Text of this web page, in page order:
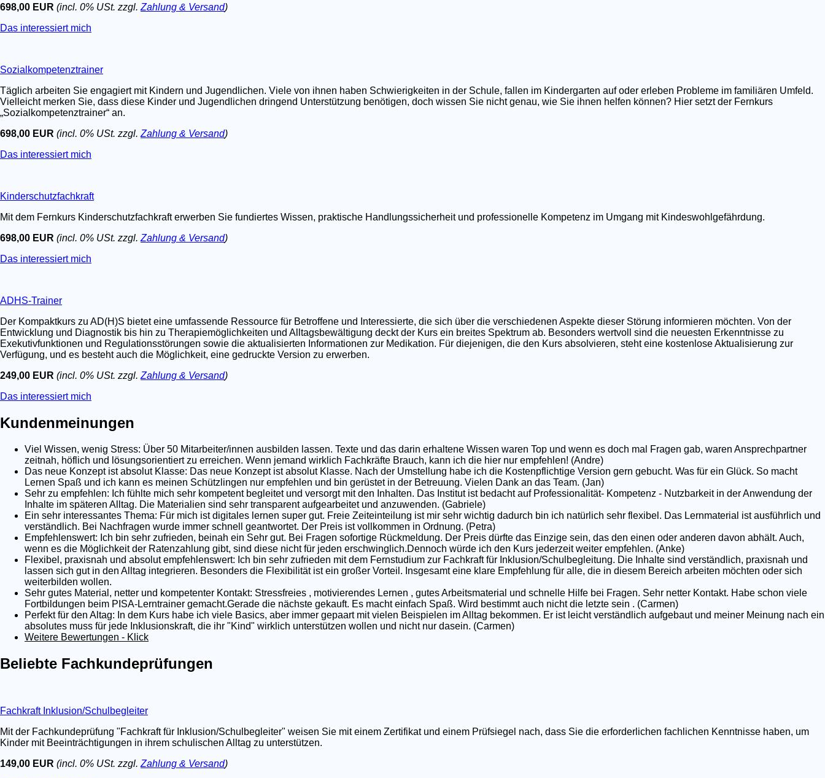
698,00 EUR (incl. 0% USt. zzgl. Zahlung & Versand)
Das interessiert mich
Sozialkompetenztrainer
Täglich arbeiten Sie engagiert mit Kindern und Jugendlichen. Viele von ihnen haben Schwierigkeiten in der Schule, fallen im Kindergarten auf oder erleben Probleme im familiären Umfeld.
Vielleicht merken Sie, dass diese Kinder und Jugendlichen dringend Unterstützung benötigen, doch wissen Sie nicht genau, wie Sie ihnen helfen können? Hier setzt der Fernkurs
„Sozialkompetenztrainer“ an.
698,00 EUR (incl. 0% USt. zzgl. Zahlung & Versand)
Das interessiert mich
Kinderschutzfachkraft
Mit dem Fernkurs Kinderschutzfachkraft erwerben Sie fundiertes Wissen, praktische Handlungssicherheit und professionelle Kompetenz im Umgang mit Kindeswohlgefährdung.
698,00 EUR (incl. 0% USt. zzgl. Zahlung & Versand)
Das interessiert mich
ADHS-Trainer
Der Kompaktkurs zu AD(H)S bietet eine umfassende Ressource für Betroffene und Interessierte, die sich über die verschiedenen Aspekte dieser Störung informieren möchten. Von der
Entwicklung und Diagnostik bis hin zu Therapiemöglichkeiten und Alltagsbewältigung deckt der Kurs ein breites Spektrum ab. Besonders wertvoll sind die neuesten Erkenntnisse zu
Exekutivfunktionen und Regulationsstörungen sowie die aktualisierten Informationen zur Medikation. Für diejenigen, die den Kurs absolvieren, steht eine kostenlose Aktualisierung zur
Verfügung, und es besteht auch die Möglichkeit, eine gedruckte Version zu erwerben.
249,00 EUR (incl. 0% USt. zzgl. Zahlung & Versand)
Das interessiert mich
Kundenmeinungen
Viel Wissen, wenig Stress: Über 50 Mitarbeiter/innen ausbilden lassen. Texte und das darin erhaltene Wissen waren Top und wenn es doch mal Fragen gab, waren Ansprechpartner
zeitnah, höflich und lösungsorientiert zu erreichen. Wenn jemand wirklich Fachkräfte Brauch, kann ich die hier nur empfehlen! (Andre)
Das neue Konzept ist absolut Klasse: Das neue Konzept ist absolut Klasse. Nach der Umstellung habe ich die Kostenpflichtige Version gern gebucht. Was für ein Glück. So macht
Lernen Spaß und ich kann es meinen Schützlingen nur empfehlen und bin gerüstet in der Betreuung. Vielen Dank an das Team. (Jan)
Sehr zu empfehlen: Ich fühlte mich sehr kompetent begleitet und versorgt mit den Inhalten. Das Institut ist bedacht auf Professionalität- Kompetenz - Nutzbarkeit in der Anwendung der
Inhalte im späteren Alltag. Die Materialien sind sehr transparent aufgearbeitet und anzuwenden. (Gabriele)
Ein sehr interessantes Thema: Für mich ist digitales lernen super gut. Freie Zeiteinteilung ist mir sehr wichtig dadurch bin ich natürlich sehr flexibel. Das Lernmaterial ist ausführlich und
verständlich. Bei Nachfragen wurde immer schnell geantwortet. Der Preis ist vollkommen in Ordnung. (Petra)
Empfehlenswert: Ich bin sehr zufrieden, beinah ein Sehr gut. Bei Fragen sofortige Rückmeldung. Der Preis dürfte das Einzige sein, das den einen oder anderen davon abhält. Auch,
wenn es die Möglichkeit der Ratenzahlung gibt, sind diese nicht für jeden erschwinglich.Dennoch würde ich den Kurs jederzeit weiter empfehlen. (Anke)
Flexibel, praxisnah und absolut empfehlenswert: Ich bin sehr zufrieden mit dem Fernstudium zur Fachkraft für Inklusion/Schulbegleitung. Die Inhalte sind verständlich, praxisnah und
lassen sich gut in den Alltag integrieren. Besonders die Flexibilität ist ein großer Vorteil. Insgesamt eine klare Empfehlung für alle, die in diesem Bereich arbeiten möchten oder sich
weiterbilden wollen.
Sehr gutes Material, netter und kompetenter Kontakt: Stressfreies , motivierendes Lernen , gutes Arbeitsmaterial und schnelle Hilfe bei Fragen. Sehr netter Kontakt. Habe schon viele
Fortbildungen beim PISA-Lerntrainer gemacht.Gerade die nächste gekauft. Es macht einfach Spaß. Wird bestimmt auch nicht die letzte sein . (Carmen)
Perfekt für den Altag: In dem Kurs habe ich viele Basics, aber immer gepaart mit vielen Beispielen im Alltag bekommen. Er ist leicht verständlich aufgebaut und meiner Meinung nach ein
absolutes muss für jede Inklusionskraft, die ihr "Kind" wirklich unterstützen wollen und nicht nur dasein. (Carmen)
Weitere Bewertungen - Klick
Beliebte Fachkundeprüfungen
Fachkraft Inklusion/Schulbegleiter
Mit der Fachkundeprüfung "Fachkraft für Inklusion/Schulbegleiter" weisen Sie mit einem Zertifikat und einem Prüfsiegel nach, dass Sie die erforderlichen fachlichen Kenntnisse haben, um
Kinder mit Beeinträchtigungen in ihrem schulischen Alltag zu unterstützen.
149,00 EUR (incl. 0% USt. zzgl. Zahlung & Versand)